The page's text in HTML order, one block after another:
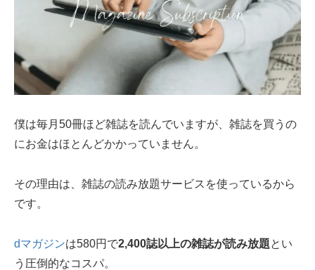
僕は毎月50冊ほど雑誌を読んでいますが、雑誌を買うの
にお金はほとんどかかっていません。
その理由は、雑誌の読み放題サービスを使っているから
です。
dマガジンは580円で2,400誌以上の雑誌が読み放題とい
う圧倒的なコスパ。